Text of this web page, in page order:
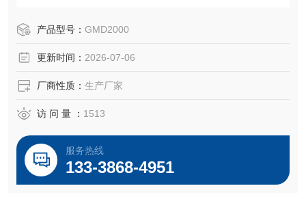
湍流，在定转子间隙里不断的撞击、破碎、研磨、分散、均
剂）。
产品型号： GMD2000
更新时间： 2026-07-06
厂商性质： 生产厂家
访 问 量 ： 1513
服务热线
133-3868-4951